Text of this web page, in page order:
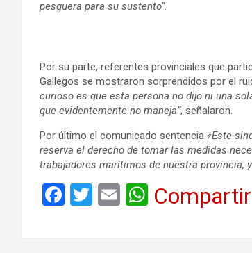
pesquera para su sustento”.
Por su parte, referentes provinciales que
Gallegos se mostraron sorprendidos por el
curioso es que esta persona no dijo ni una
que evidentemente no maneja”, señalaron.
Por último el comunicado sentencia «Este
reserva el derecho de tomar las medidas
trabajadores marítimos de nuestra provincia,
F
ce
T
tt
E
ail
W
at
Compartir